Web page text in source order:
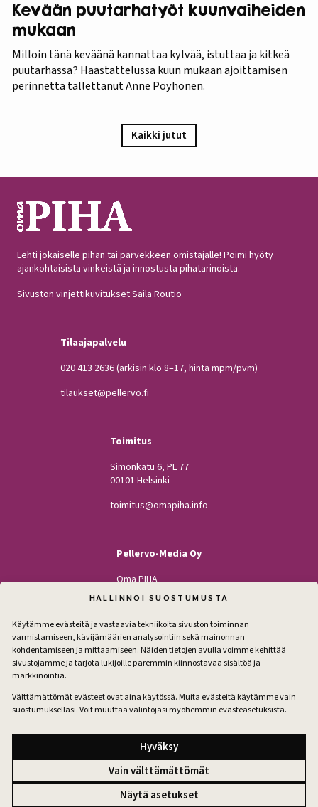
HALLINNOI SUOSTUMUSTA
Käytämme evästeitä ja vastaavia tekniikoita sivuston toiminnan
varmistamiseen, kävijämäärien analysointiin sekä mainonnan
kohdentamiseen ja mittaamiseen. Näiden tietojen avulla voimme kehittää
sivustojamme ja tarjota lukijoille paremmin kiinnostavaa sisältöä ja
markkinointia.
Välttämättömät evästeet ovat aina käytössä. Muita evästeitä käytämme vain
suostumuksellasi. Voit muuttaa valintojasi myöhemmin evästeasetuksista.
Hyväksy
Vain välttämättömät
Näytä asetukset
Kevään puutarhatyöt kuunvaiheiden
mukaan
Milloin tänä keväänä kannattaa kylvää, istuttaa ja kitkeä
puutarhassa? Haastattelussa kuun mukaan ajoittamisen
perinnettä tallettanut Anne Pöyhönen.
Kaikki jutut
Lehti jokaiselle pihan tai parvekkeen omistajalle! Poimi hyöty
ajankohtaisista vinkeistä ja innostusta pihatarinoista.
Sivuston vinjettikuvitukset Saila Routio
Tilaajapalvelu
020 413 2636(arkisin klo 8–17, hinta mpm/pvm)
tilaukset@pellervo.fi
Toimitus
Simonkatu 6, PL 77
00101 Helsinki
toimitus@omapiha.info
Pellervo-Media Oy
Oma PIHA
Kodin Pellervo
Maatilan Pellervo
Facebook
Instagram
EvästeetEvästeasetukset